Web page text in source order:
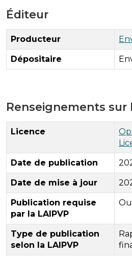
Éditeur
Producteur
Dépositaire
Renseignements sur
Licence
Date de publication
Date de mise à jour
Publication requise
par la LAIPVP
Type de publication
selon la LAIPVP